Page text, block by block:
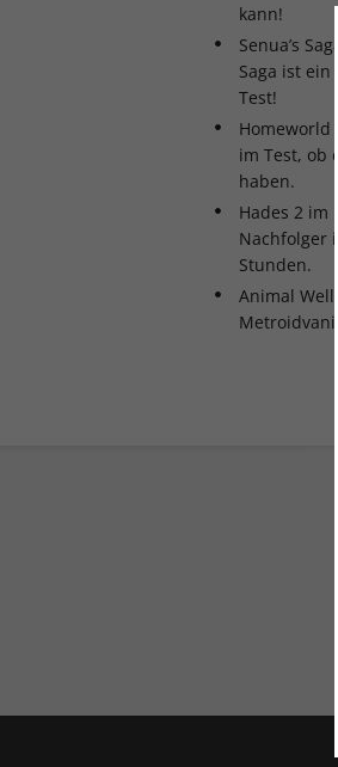
kann!
Senua’s
Saga ist
Test!
Homeworld
im Test, ob
haben.
Hades 2 im
Nachfolger
Stunden.
Animal